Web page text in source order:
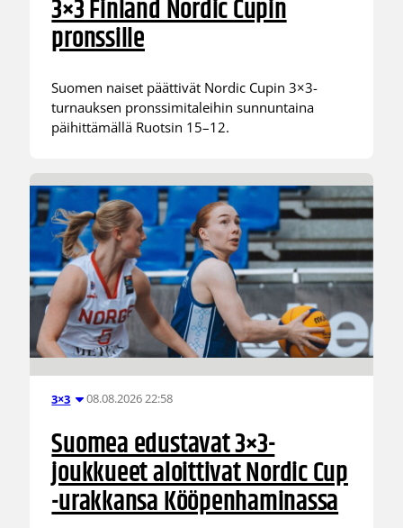
3×3 Finland Nordic Cupin
pronssille
Suomen naiset päättivät Nordic Cupin 3×3-
turnauksen pronssimitaleihin sunnuntaina
päihittämällä Ruotsin 15–12.
3×3 08.08.2026 22:58
Suomea edustavat 3×3-
joukkueet aloittivat Nordic Cup
-urakkansa Kööpenhaminassa